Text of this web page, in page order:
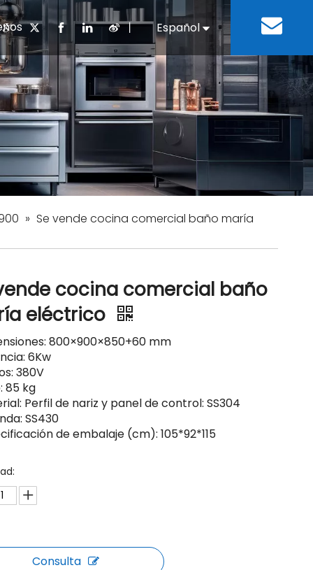
chino Equipos de refrigeración
Equipo para lavar platos
Negocios e Industria Residencias de
Descargar
del desarrollo
丨 Español
English
» Se vende cocina comercial baño maría
cocina comercial baño
eléctrico
800×900×850+60 mm
6Kw
380V
85 kg
Perfil de nariz y panel de control: SS304
SS430
de embalaje (cm): 105*92*115
Consulta